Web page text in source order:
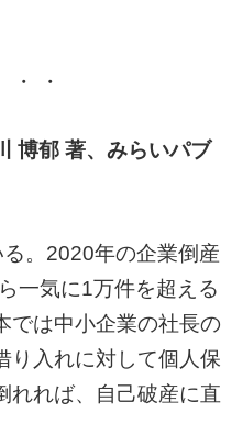
・ ・
博郁 著、みらいパブ
る。2020年の企業倒産
一気に1万件を超える
では中小企業の社長の
り入れに対して個人保
れれば、自己破産に直